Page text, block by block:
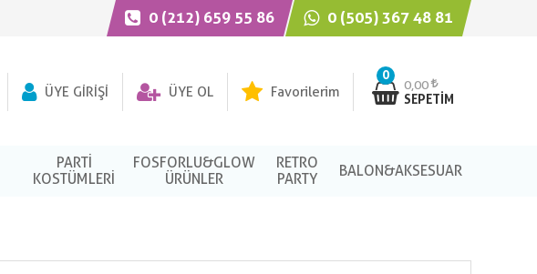
0 (212) 659 55 86 0 (505) 367 48 81
0
0,00
SEPETIM
ÜYE GIRIŞI ÜYE OL Favorilerim
PARTI
KOSTÜMLERI
FOSFORLU&GLOW
ÜRÜNLER
RETRO
PARTY
BALON&AKSESUAR